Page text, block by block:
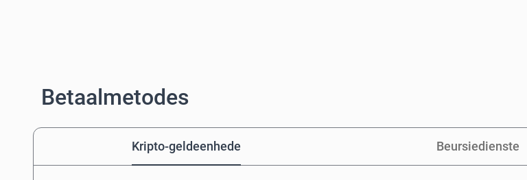
Betaalmetodes
Kripto-geldeenhede Beursiedienste